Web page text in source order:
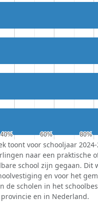
40%
40% 60%
60% 80%
80%
toont voor schooljaar
naar een praktische
school zijn gegaan. Dit
en voor het
de scholen in het
en in Nederland.